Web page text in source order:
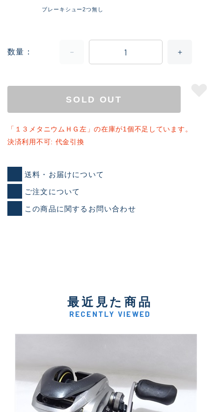
ブレーキシュー2つ無し
数量
SOLD OUT
「１３メタニウムＨＧ左」の在庫が1個不足しています。
決済利用不可: 代金引換
送料・お届けについて
ご注文について
この商品に関するお問い合わせ
最近見た商品
RECENTLY VIEWED